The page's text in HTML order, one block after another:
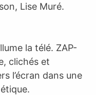
Lise Muré.
la télé. ZAP-
clichés et
l’écran dans une